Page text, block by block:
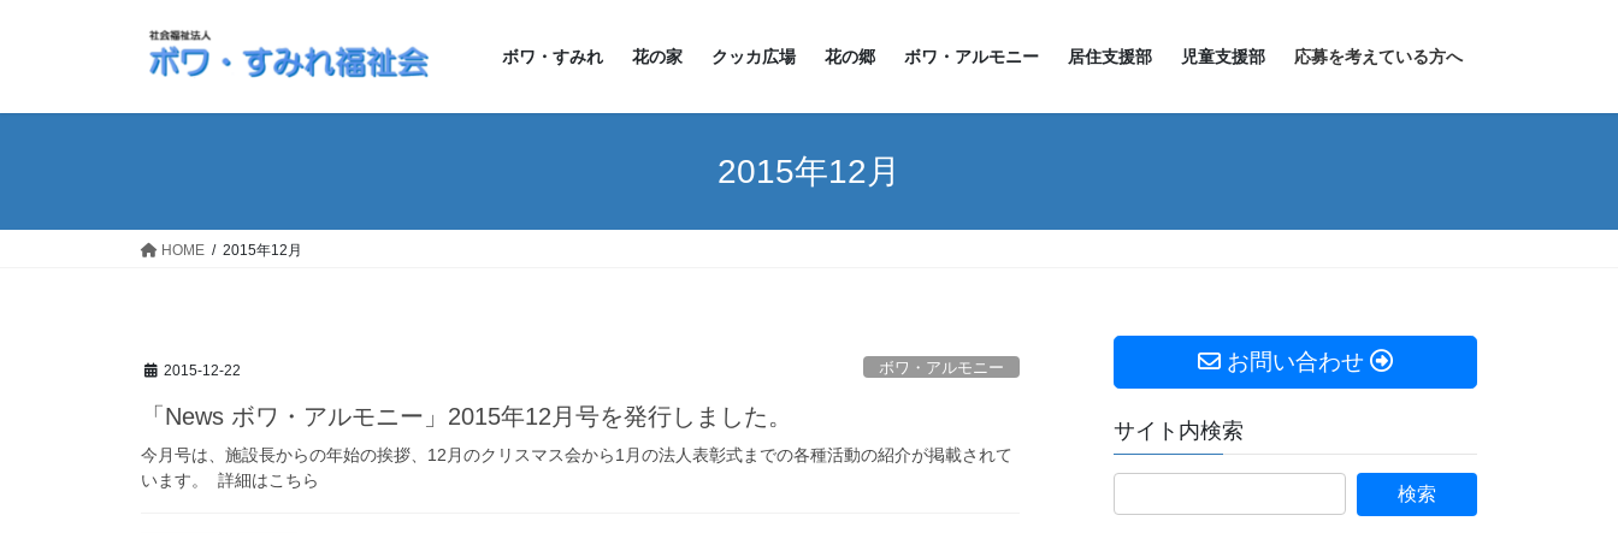
ボワ・すみれ 花の家 クッカ広場 花の郷 ボワ・アルモニー 居住支援部 児童支援部 応募を考えている方へ
2015年12月
HOME 2015年12月
2015-12-22 ボワ・アルモニー
「News ボワ・アルモニー」2015年12月号を発行しました。
今月号は、施設長からの年始の挨拶、12月のクリスマス会から1月の法人表彰式までの各種活動の紹介が掲載されて
います。 詳細はこちら
お問い合わせ
サイト内検索